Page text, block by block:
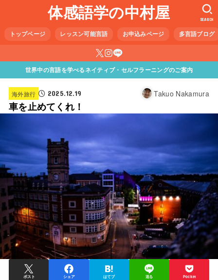
体感語学の中村屋
トップページ レッスン可能言語 お申込みページ 多言語ブログ
SEARCH
世界中の言語を学べるネイティブ・セルフラーニングのご案内
海外旅行 2025.12.19 Takuo Nakamura
車を止めてくれ！
ポスト シェア はてブ 送る Pocket